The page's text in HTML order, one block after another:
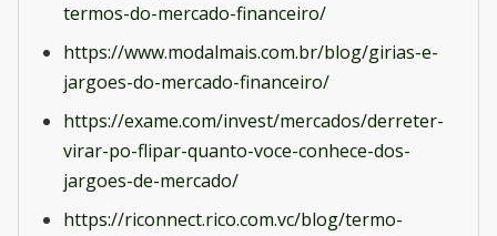
termos-do-mercado-financeiro/
https://www.modalmais.com.br/blog/girias-e-
jargoes-do-mercado-financeiro/
https://exame.com/invest/mercados/derreter-
virar-po-flipar-quanto-voce-conhece-dos-
jargoes-de-mercado/
https://riconnect.rico.com.vc/blog/termo-